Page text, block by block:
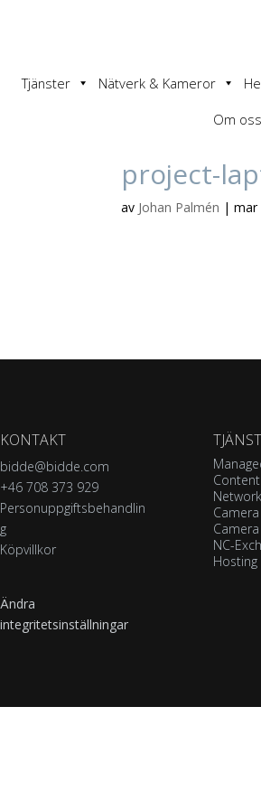
Tjänster Nätverk & Kameror
Om oss
project-
av Johan Palmén |mar
KONTAKT
bidde@bidde.com
+46 708 373 929
Personuppgiftsbehandlin
g
Köpvillkor
Ändra
integritetsinställningar
NC-
Hosting